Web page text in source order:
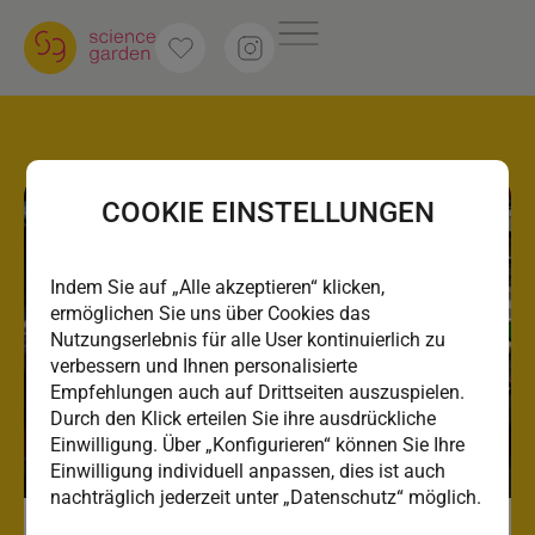
COOKIE EINSTELLUNGEN
Indem Sie auf „Alle akzeptieren“ klicken,
ermöglichen Sie uns über Cookies das
Nutzungserlebnis für alle User kontinuierlich zu
verbessern und Ihnen personalisierte
Empfehlungen auch auf Drittseiten auszuspielen.
Durch den Klick erteilen Sie ihre ausdrückliche
Einwilligung. Über „Konfigurieren“ können Sie Ihre
Einwilligung individuell anpassen, dies ist auch
nachträglich jederzeit unter „Datenschutz“ möglich.